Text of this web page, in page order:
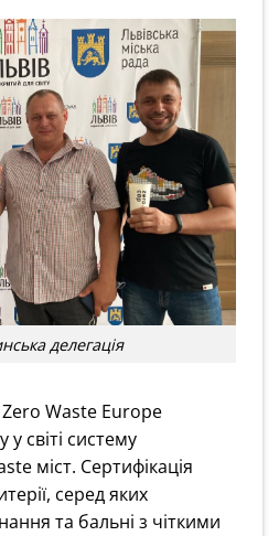
делегація
Waste Europe
світі систему
міст. Сертифікація
серед яких
та бальні з чіткими